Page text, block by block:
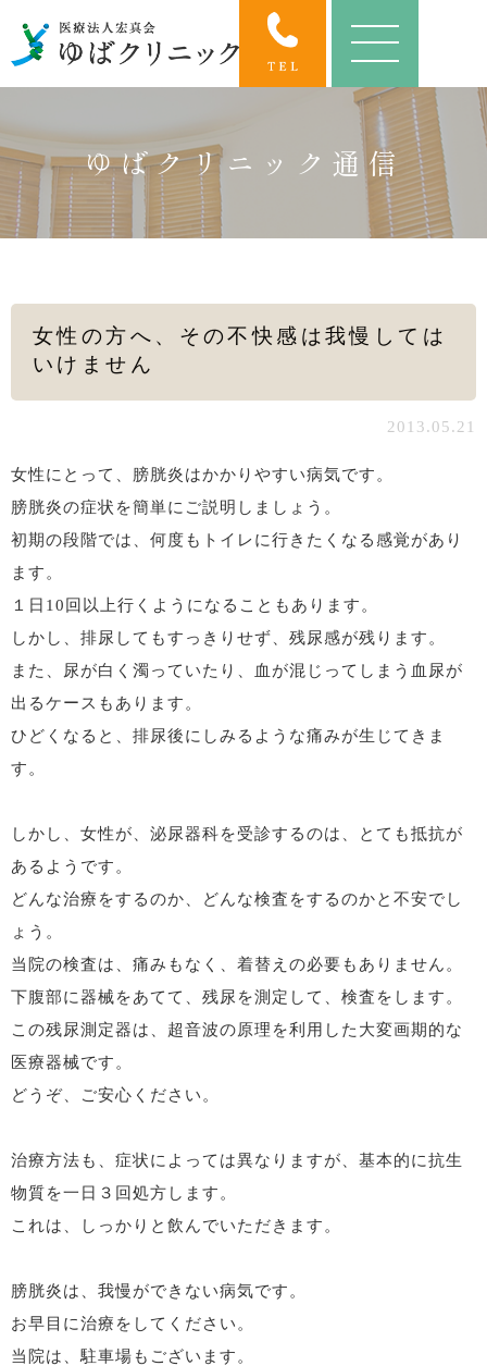
ゆばクリニック通信
女性の方へ、その不快感は我慢しては
いけません
2013.05.21
女性にとって、膀胱炎はかかりやすい病気です。
膀胱炎の症状を簡単にご説明しましょう。
初期の段階では、何度もトイレに行きたくなる感覚があり
ます。
１日10回以上行くようになることもあります。
しかし、排尿してもすっきりせず、残尿感が残ります。
また、尿が白く濁っていたり、血が混じってしまう血尿が
出るケースもあります。
ひどくなると、排尿後にしみるような痛みが生じてきま
す。
しかし、女性が、泌尿器科を受診するのは、とても抵抗が
あるようです。
どんな治療をするのか、どんな検査をするのかと不安でし
ょう。
当院の検査は、痛みもなく、着替えの必要もありません。
下腹部に器械をあてて、残尿を測定して、検査をします。
この残尿測定器は、超音波の原理を利用した大変画期的な
医療器械です。
どうぞ、ご安心ください。
治療方法も、症状によっては異なりますが、基本的に抗生
物質を一日３回処方します。
これは、しっかりと飲んでいただきます。
膀胱炎は、我慢ができない病気です。
お早目に治療をしてください。
当院は、駐車場もございます。